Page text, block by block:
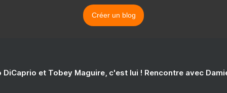
Créer un blog
DiCaprio et Tobey Maguire, c'est lui ! Rencontre avec